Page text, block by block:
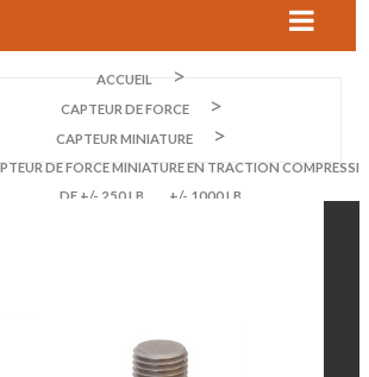
ACCUEIL
CAPTEUR DE FORCE
CAPTEUR MINIATURE
DE FORCE MINIATURE EN TRACTION
DE +/- 250 LB, ... , +/- 1000 LB